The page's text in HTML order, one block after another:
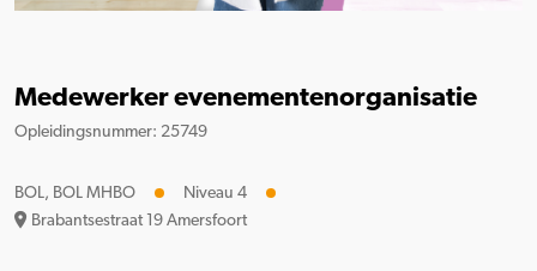
Medewerker evenementenorganisatie
Opleidingsnummer: 25749
BOL, BOL MHBO
Niveau 4
Brabantsestraat 19 Amersfoort